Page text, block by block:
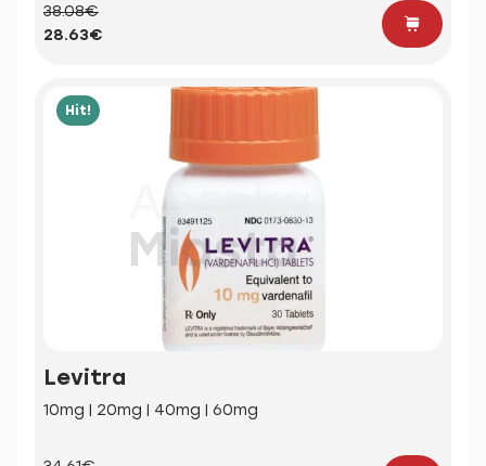
38.08€
28.63€
Hit!
Levitra
10mg | 20mg | 40mg | 60mg